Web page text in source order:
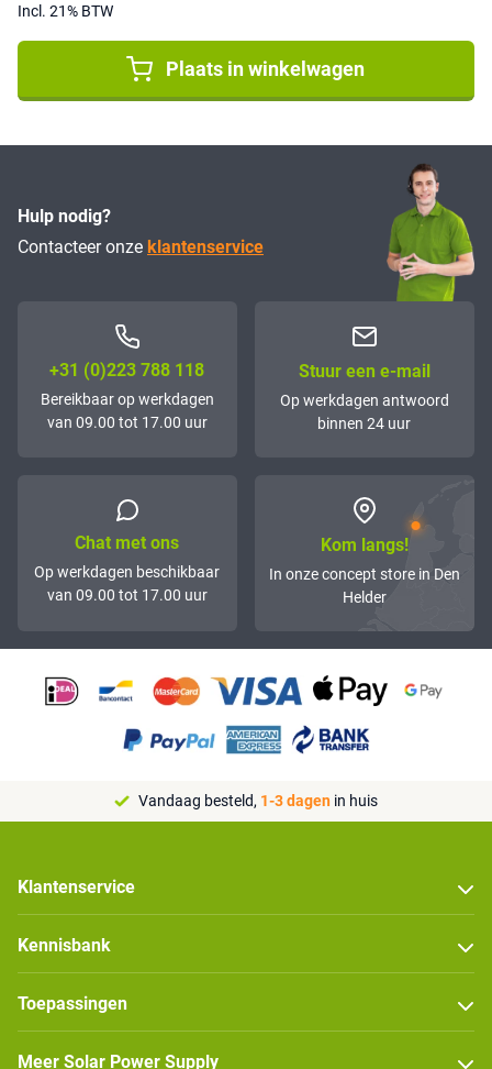
Incl. 21% BTW
Plaats in winkelwagen
Hulp nodig?
Contacteer onze klantenservice
+31 (0)223 788 118
Bereikbaar op werkdagen
van 09.00 tot 17.00 uur
Stuur een e-mail
Op werkdagen antwoord
binnen 24 uur
Chat met ons
Op werkdagen beschikbaar
van 09.00 tot 17.00 uur
Kom langs!
In onze concept store in Den
Helder
Vandaag besteld, 1-3 dagen in huis
Klantenservice
Kennisbank
Toepassingen
Meer Solar Power Supply